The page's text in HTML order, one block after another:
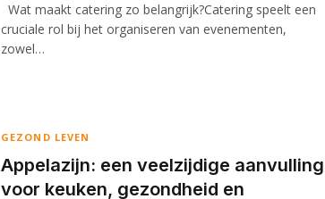
Wat maakt catering zo belangrijk?Catering speelt een
cruciale rol bij het organiseren van evenementen,
zowel…
GEZOND LEVEN
Appelazijn: een veelzijdige aanvulling
voor keuken, gezondheid en